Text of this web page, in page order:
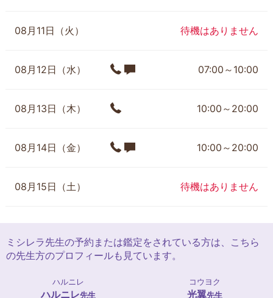
08月11日（火） 待機はありません
08月12日（水） 07:00～10:00
08月13日（木） 10:00～20:00
08月14日（金） 10:00～20:00
08月15日（土） 待機はありません
ミシレラ先生の予約または鑑定をされている方は、こちら
の先生方のプロフィールも見ています。
ハルニレ
ハルニレ先生
コウヨク
光翼先生